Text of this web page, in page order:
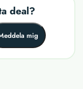
deal?
mig